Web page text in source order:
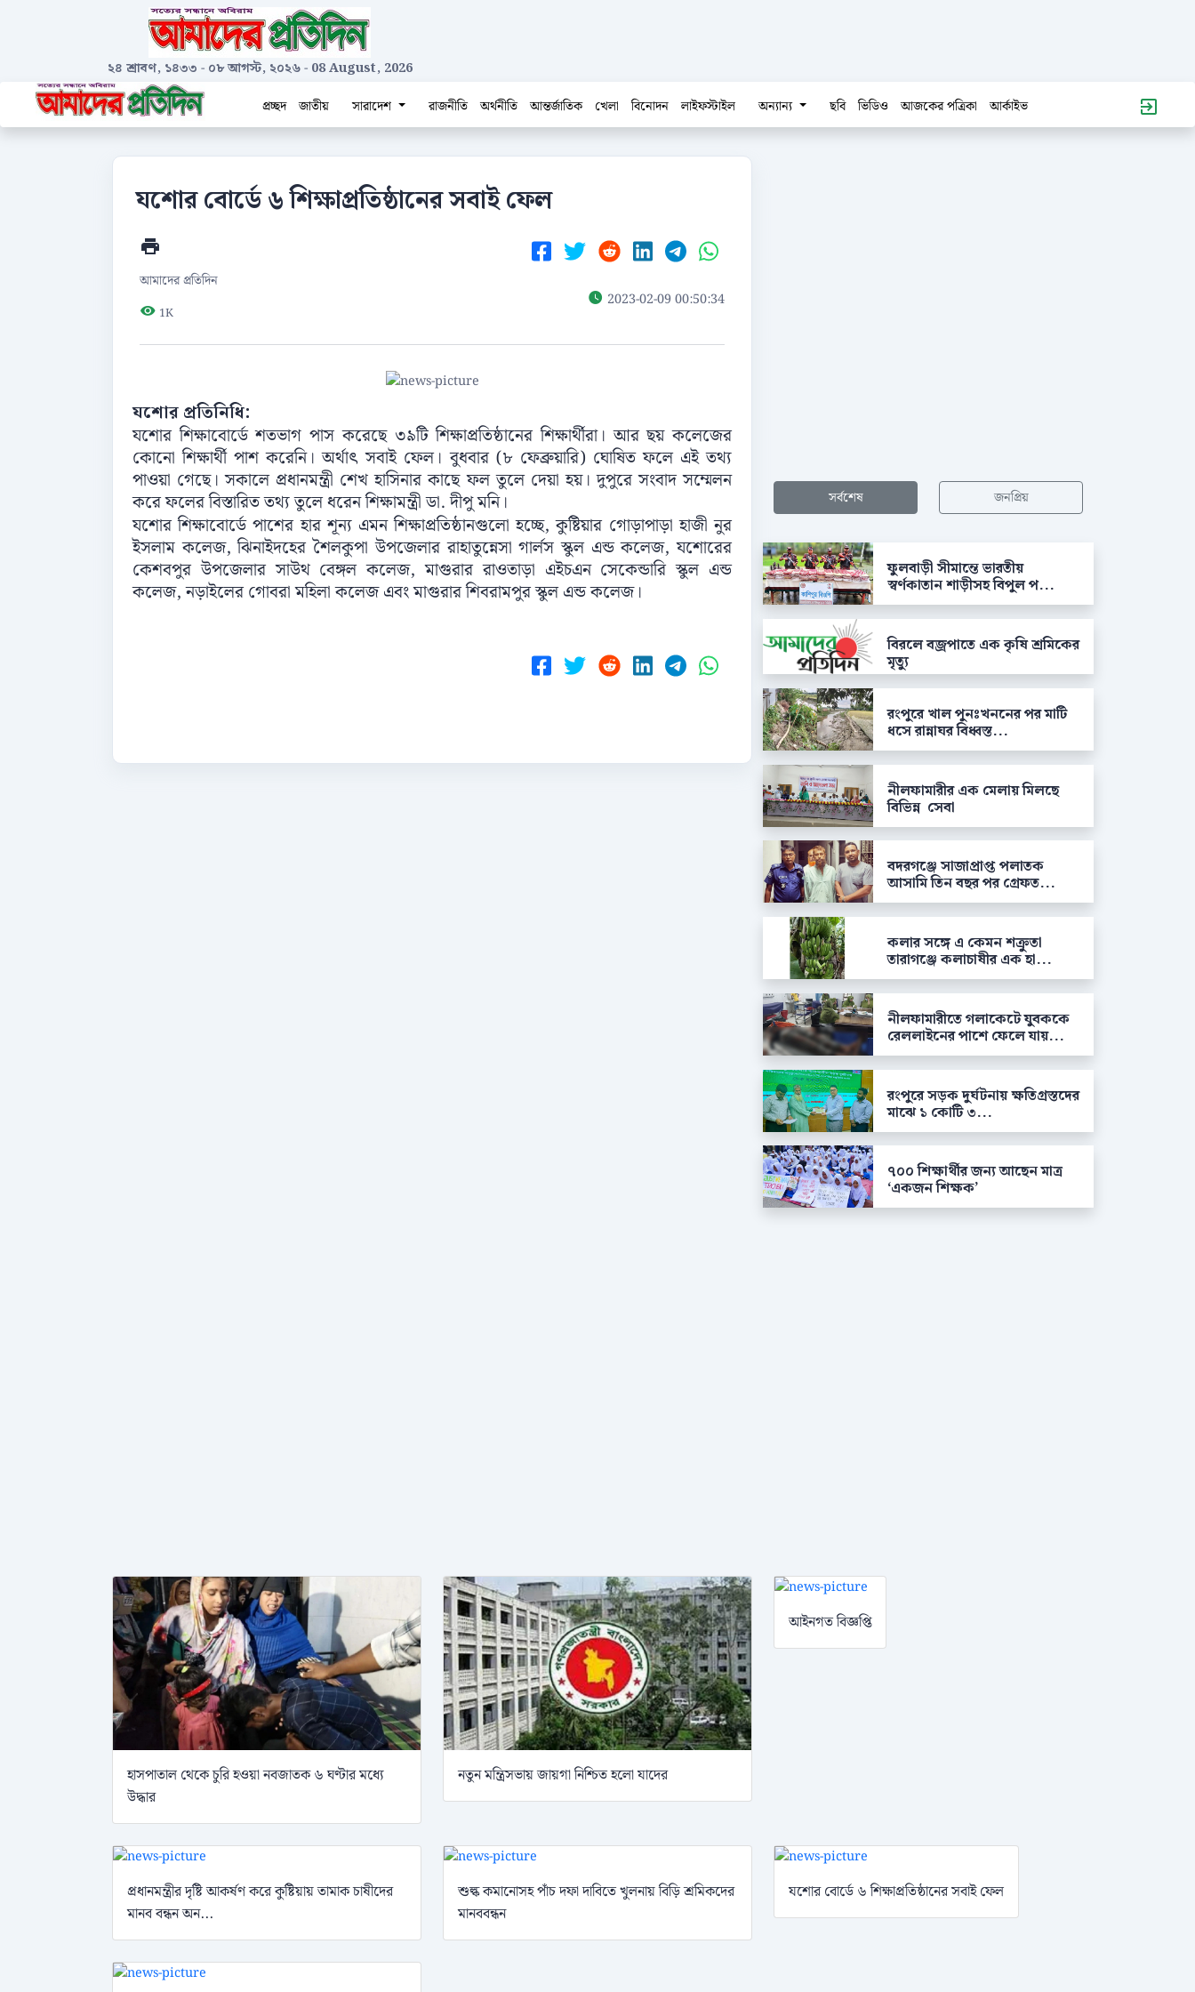
২৪ শ্রাবণ, ১৪৩৩ - ০৮ আগস্ট, ২০২৬- 08 August, 2026
প্রচ্ছদ
জাতীয় সারাদেশ রাজনীতি অর্থনীতি আন্তর্জাতিক খেলা বিনোদন লাইফস্টাইল অন্যান্য ছবি ভিডিও আজকের পত্রিকা আর্কাইভ
যশোর বোর্ডে ৬ শিক্ষাপ্রতিষ্ঠানের সবাই ফেল
আমাদের প্রতিদিন
1K
2023-02-09 00:50:34
যশোর প্রতিনিধি:
যশোর শিক্ষাবোর্ডে শতভাগ পাস করেছে ৩৯টি শিক্ষাপ্রতিষ্ঠানের শিক্ষার্থীরা। আর ছয় কলেজের
কোনো শিক্ষার্থী পাশ করেনি। অর্থাৎ সবাই ফেল। বুধবার (৮ ফেব্রুয়ারি) ঘোষিত ফলে এই তথ্য
পাওয়া গেছে। সকালে প্রধানমন্ত্রী শেখ হাসিনার কাছে ফল তুলে দেয়া হয়। দুপুরে সংবাদ সম্মেলন
করে ফলের বিস্তারিত তথ্য তুলে ধরেন শিক্ষামন্ত্রী ডা. দীপু মনি।
যশোর শিক্ষাবোর্ডে পাশের হার শূন্য এমন শিক্ষাপ্রতিষ্ঠানগুলো হচ্ছে, কুষ্টিয়ার গোড়াপাড়া হাজী নুর
ইসলাম কলেজ, ঝিনাইদহের শৈলকুপা উপজেলার রাহাতুন্নেসা গার্লস স্কুল এন্ড কলেজ, যশোরের
কেশবপুর উপজেলার সাউথ বেঙ্গল কলেজ, মাগুরার রাওতাড়া এইচএন সেকেন্ডারি স্কুল এন্ড
কলেজ, নড়াইলের গোবরা মহিলা কলেজ এবং মাগুরার শিবরামপুর স্কুল এন্ড কলেজ।
সর্বশেষ জনপ্রিয়
ফুলবাড়ী সীমান্তে ভারতীয়
স্বর্ণকাতান শাড়ীসহ বিপুল প...
বিরলে বজ্রপাতে এক কৃষি শ্রমিকের
মৃত্যু
রংপুরে খাল পুনঃখননের পর মাটি
ধসে রান্নাঘর বিধ্বস্ত...
নীলফামারীর এক মেলায় মিলছে
বিভিন্ন সেবা
বদরগঞ্জে সাজাপ্রাপ্ত পলাতক
আসামি তিন বছর পর গ্রেফত...
কলার সঙ্গে এ কেমন শক্রুতা
তারাগঞ্জে কলাচাষীর এক হা...
নীলফামারীতে গলাকেটে যুবককে
রেললাইনের পাশে ফেলে যায়...
রংপুরে সড়ক দুর্ঘটনায় ক্ষতিগ্রস্তদের
মাঝে ১ কোটি ৩...
৭০০ শিক্ষার্থীর জন্য আছেন মাত্র
‘একজন শিক্ষক’
হাসপাতাল থেকে চুরি হওয়া নবজাতক ৬ ঘণ্টার মধ্যে
উদ্ধার
নতুন মন্ত্রিসভায় জায়গা নিশ্চিত হলো যাদের
আইনগত বিজ্ঞপ্তি
প্রধানমন্ত্রীর দৃষ্টি আকর্ষণ করে কুষ্টিয়ায় তামাক চাষীদের
মানব বন্ধন অন...
শুল্ক কমানোসহ পাঁচ দফা দাবিতে খুলনায় বিড়ি শ্রমিকদের
মানববন্ধন
যশোর বোর্ডে ৬ শিক্ষাপ্রতিষ্ঠানের সবাই ফেল